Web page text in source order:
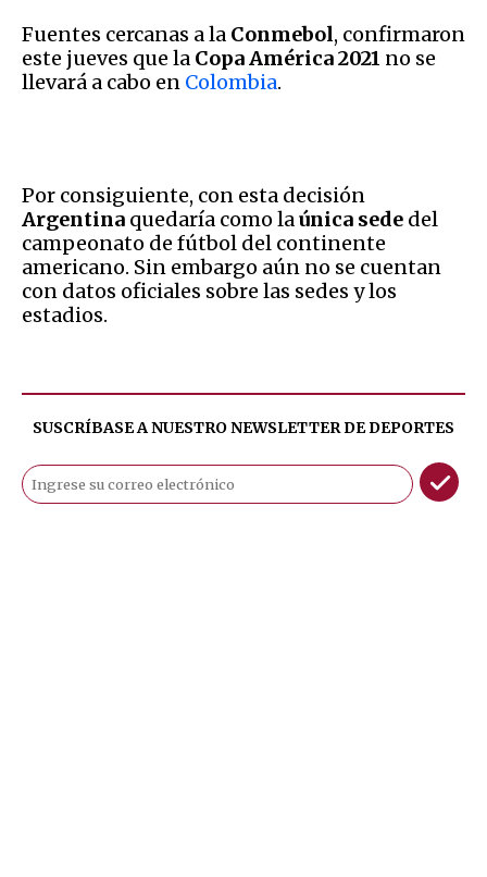
Fuentes cercanas a la Conmebol, confirmaron
este jueves que la Copa América 2021 no se
llevará a cabo en Colombia.
Por consiguiente, con esta decisión
Argentina quedaría como laúnica sede del
campeonato de fútbol del continente
americano. Sin embargo aún no se cuentan
con datos oficiales sobre las sedes y los
estadios.
SUSCRÍBASE A NUESTRO NEWSLETTER DEDEPORTES